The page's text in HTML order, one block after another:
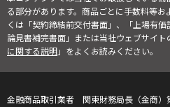
る部分があります。商品ごとに手数料等
くは「契約締結前交付書面」、「上場有
論見書補完書面」または当社ウェブサイト
に関する説明」をよくお読みください。
金融商品取引業者 関東財務局長（金商）